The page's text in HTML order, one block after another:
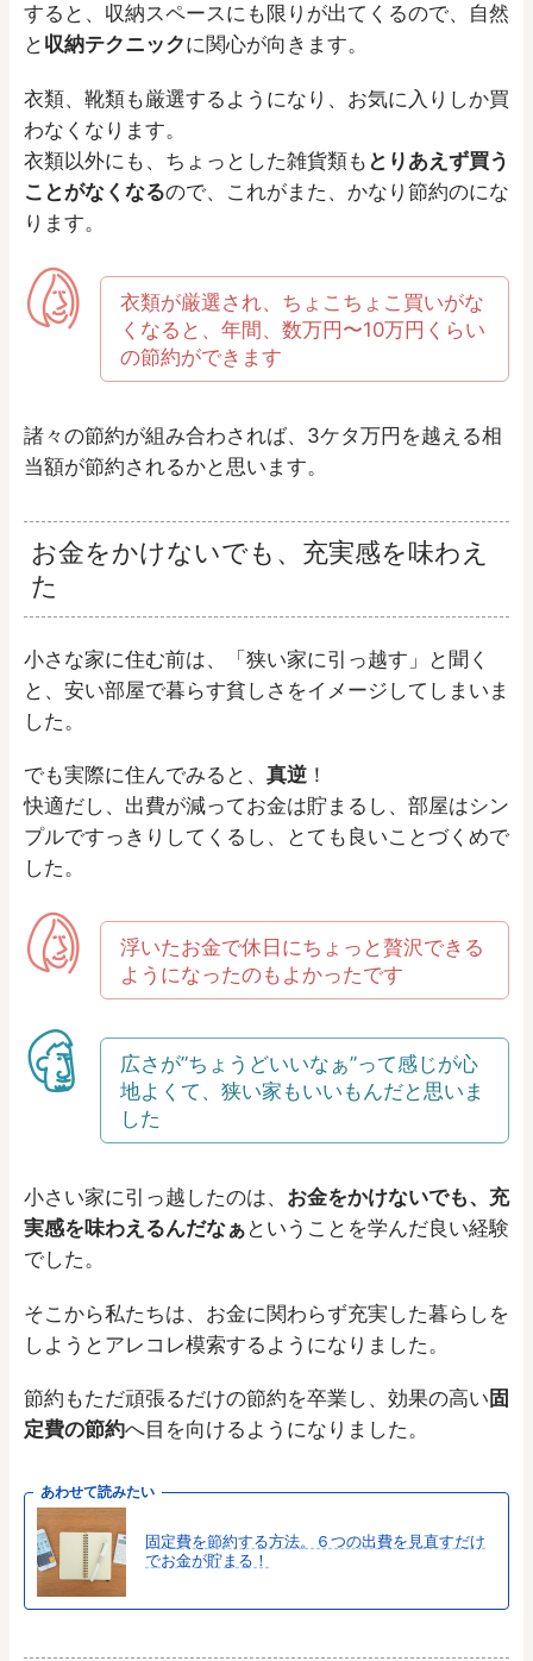
すると、収納スペースにも限りが出てくるので、自然
と 収納テクニックに関心が向きます。
衣類、靴類も厳選するようになり、お気に入りしか買
わなくなります。
衣類以外にも、ちょっとした雑貨類も とりあえず買う
ことがなくなるので、これがまた、かなり節約のにな
ります。
衣類が厳選され、ちょこちょこ買いがな
くなると、年間、数万円〜10万円くらい
の節約ができます
諸々の節約が組み合わされば、3ケタ万円を越える相
当額が節約されるかと思います。
お金をかけないでも、充実感を味わえ
た
小さな家に住む前は、「狭い家に引っ越す」と聞く
と、安い部屋で暮らす貧しさをイメージしてしまいま
した。
でも実際に住んでみると、 真逆 ！
快適だし、出費が減ってお金は貯まるし、部屋はシン
プルですっきりしてくるし、とても良いことづくめで
した。
浮いたお金で休日にちょっと贅沢できる
ようになったのもよかったです
広さが”ちょうどいいなぁ”って感じが心
地よくて、狭い家もいいもんだと思いま
した
小さい家に引っ越したのは、 お金をかけないでも、充
実感を味わえるんだなぁ ということを学んだ良い経験
でした。
そこから私たちは、お金に関わらず充実した暮らしを
しようとアレコレ模索するようになりました。
節約もただ頑張るだけの節約を卒業し、効果の高い 固
定費の節約へ目を向けるようになりました。
あわせて読みたい
固定費を節約する方法。６つの出費を見直すだけ
でお金が貯まる！